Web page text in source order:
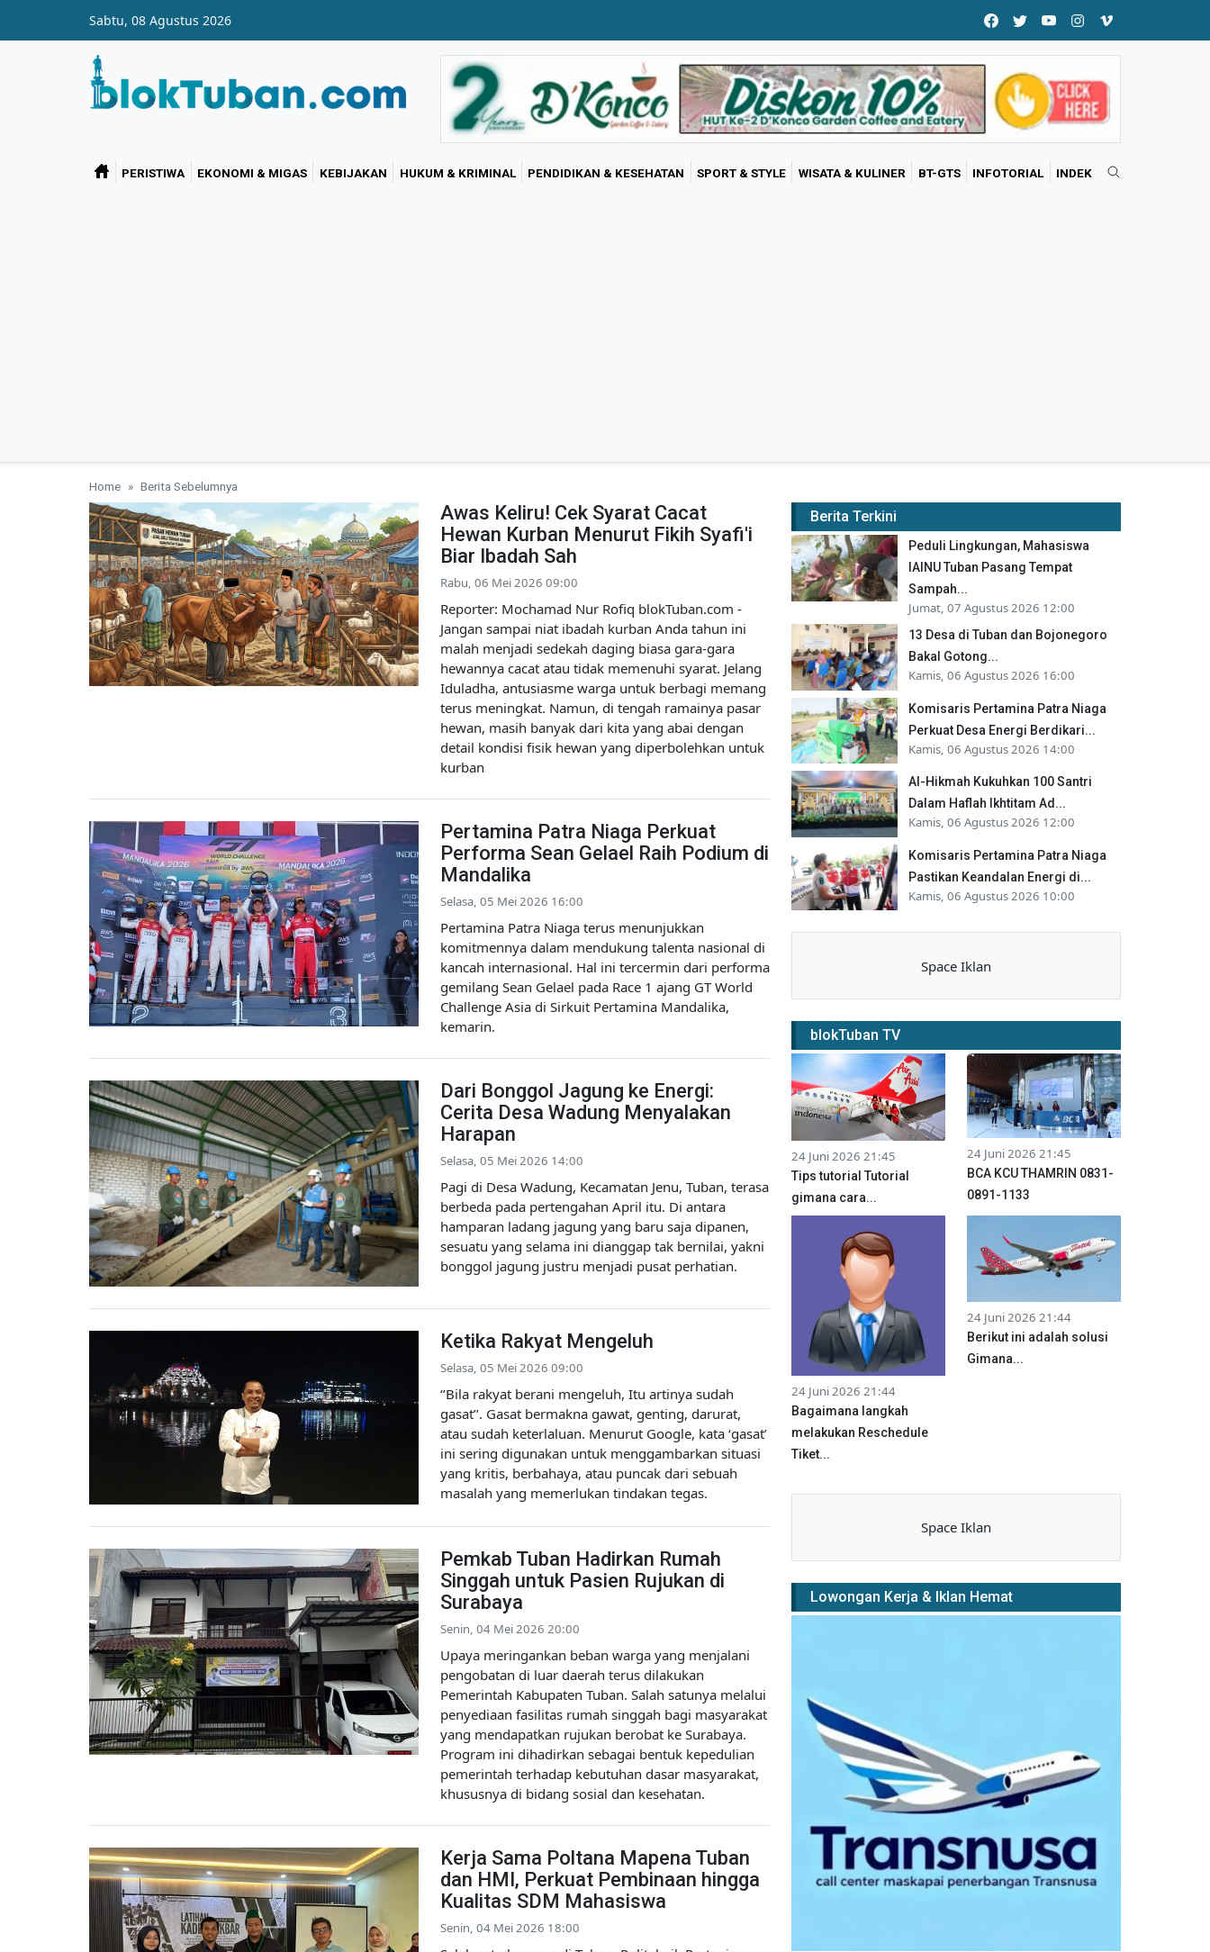
Sabtu, 08 Agustus 2026
PERISTIWA EKONOMI & MIGAS KEBIJAKAN HUKUM & KRIMINAL PENDIDIKAN & KESEHATAN SPORT & STYLE WISATA & KULINER BT-GTS INFOTORIAL INDEK
Home Berita Sebelumnya
Awas Keliru! Cek Syarat Cacat
Hewan Kurban Menurut Fikih Syafi'i
Biar Ibadah Sah
Rabu, 06 Mei 2026 09:00
Reporter: Mochamad Nur Rofiq blokTuban.com -
Jangan sampai niat ibadah kurban Anda tahun ini
malah menjadi sedekah daging biasa gara-gara
hewannya cacat atau tidak memenuhi syarat. Jelang
Iduladha, antusiasme warga untuk berbagi memang
terus meningkat. Namun, di tengah ramainya pasar
hewan, masih banyak dari kita yang abai dengan
detail kondisi fisik hewan yang diperbolehkan untuk
kurban
Pertamina Patra Niaga Perkuat
Performa Sean Gelael Raih Podium di
Mandalika
Selasa, 05 Mei 2026 16:00
Pertamina Patra Niaga terus menunjukkan
komitmennya dalam mendukung talenta nasional di
kancah internasional. Hal ini tercermin dari performa
gemilang Sean Gelael pada Race 1 ajang GT World
Challenge Asia di Sirkuit Pertamina Mandalika,
kemarin.
Dari Bonggol Jagung ke Energi:
Cerita Desa Wadung Menyalakan
Harapan
Selasa, 05 Mei 2026 14:00
Pagi di Desa Wadung, Kecamatan Jenu, Tuban, terasa
berbeda pada pertengahan April itu. Di antara
hamparan ladang jagung yang baru saja dipanen,
sesuatu yang selama ini dianggap tak bernilai, yakni
bonggol jagung justru menjadi pusat perhatian.
Ketika Rakyat Mengeluh
Selasa, 05 Mei 2026 09:00
‘’Bila rakyat berani mengeluh, Itu artinya sudah
gasat’’. Gasat bermakna gawat, genting, darurat,
atau sudah keterlaluan. Menurut Google, kata ‘gasat’
ini sering digunakan untuk menggambarkan situasi
yang kritis, berbahaya, atau puncak dari sebuah
masalah yang memerlukan tindakan tegas.
Pemkab Tuban Hadirkan Rumah
Singgah untuk Pasien Rujukan di
Surabaya
Senin, 04 Mei 2026 20:00
Upaya meringankan beban warga yang menjalani
pengobatan di luar daerah terus dilakukan
Pemerintah Kabupaten Tuban. Salah satunya melalui
penyediaan fasilitas rumah singgah bagi masyarakat
yang mendapatkan rujukan berobat ke Surabaya.
Program ini dihadirkan sebagai bentuk kepedulian
pemerintah terhadap kebutuhan dasar masyarakat,
khususnya di bidang sosial dan kesehatan.
Kerja Sama Poltana Mapena Tuban
dan HMI, Perkuat Pembinaan hingga
Kualitas SDM Mahasiswa
Senin, 04 Mei 2026 18:00
Berita Terkini
Peduli Lingkungan, Mahasiswa
IAINU Tuban Pasang Tempat
Sampah...
Jumat, 07 Agustus 2026 12:00
13 Desa di Tuban dan Bojonegoro
Bakal Gotong...
Kamis, 06 Agustus 2026 16:00
Komisaris Pertamina Patra Niaga
Perkuat Desa Energi Berdikari...
Kamis, 06 Agustus 2026 14:00
Al-Hikmah Kukuhkan 100 Santri
Dalam Haflah Ikhtitam Ad...
Kamis, 06 Agustus 2026 12:00
Komisaris Pertamina Patra Niaga
Pastikan Keandalan Energi di...
Kamis, 06 Agustus 2026 10:00
Space Iklan
blokTuban TV
24 Juni 2026 21:45
Tips tutorial Tutorial
gimana cara...
24 Juni 2026 21:45
BCA KCU THAMRIN 0831-
0891-1133
24 Juni 2026 21:44
Bagaimana langkah
melakukan Reschedule
Tiket...
24 Juni 2026 21:44
Berikut ini adalah solusi
Gimana...
Space Iklan
Lowongan Kerja & Iklan Hemat